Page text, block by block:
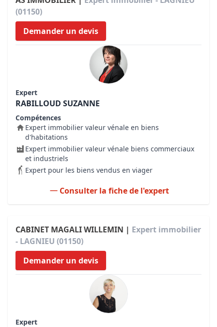
(01150)
Demander un devis
Expert
RABILLOUD SUZANNE
Compétences
Expert immobilier valeur vénale en biens
d'habitations
Expert immobilier valeur vénale biens commerciaux
et industriels
Expert pour les biens vendus en viager
Consulter la fiche de l'expert
CABINET MAGALI WILLEMIN | Expert immobilier
- LAGNIEU (01150)
Demander un devis
Expert